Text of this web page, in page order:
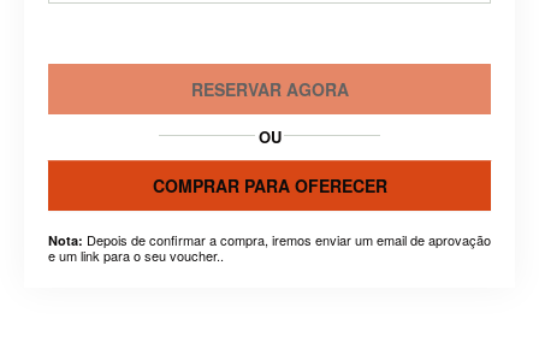
RESERVAR AGORA
OU
COMPRAR PARA OFERECER
Nota: Depois de confirmar a compra, iremos enviar um email de aprovação
e um link para o seu voucher..